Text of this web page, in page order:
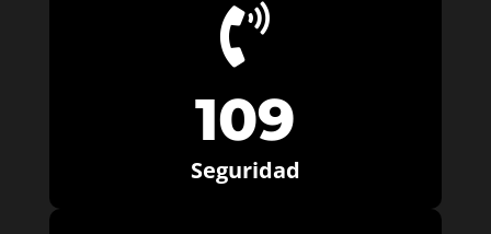

109
Seguridad